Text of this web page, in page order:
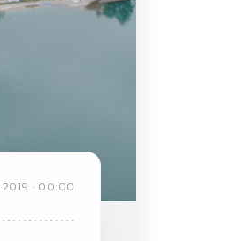
2019 · 00:00